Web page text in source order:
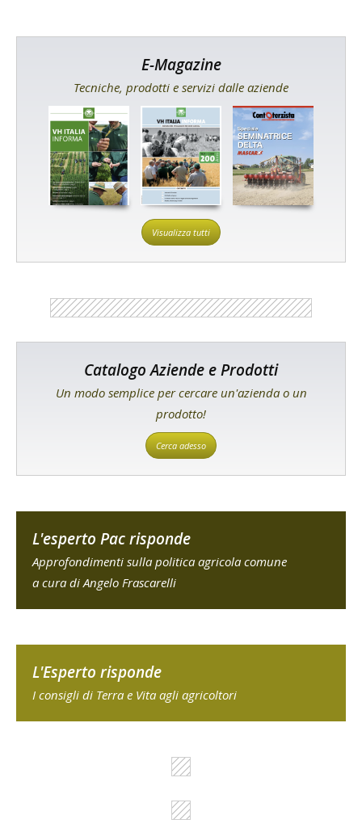
E-Magazine
Tecniche, prodotti e servizi dalle aziende
Visualizza tutti
Catalogo Aziende e Prodotti
Un modo semplice per cercare un'azienda o un
prodotto!
Cerca adesso
L'esperto Pac risponde
Approfondimenti sulla politica agricola comune
a cura di Angelo Frascarelli
L'Esperto risponde
I consigli di Terra e Vita agli agricoltori